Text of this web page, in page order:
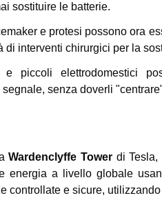
sostituire le batterie.
e protesi possono ora
di interventi chirurgici per la
e piccoli elettrodomestici
senza doverli
Wardenclyffe Tower di Tesla,
energia a livello globale
controllate e sicure,